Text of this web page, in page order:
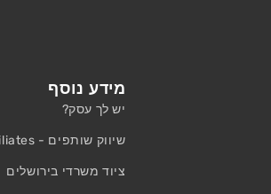
מידע נוסף
יש לך עסק?
שיווק שותפים - Affiliates
ציוד משרדי בירושלים